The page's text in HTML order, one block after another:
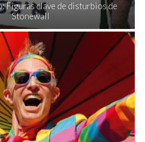
Figuras clave de disturbios de
Stonewall